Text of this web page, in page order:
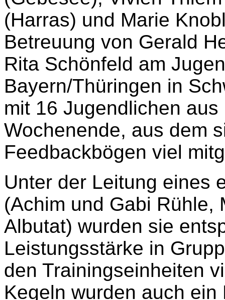
(Harras) und Marie
Betreuung von Gerald
Rita Schönfeld am
Bayern/Thüringen in
mit 16 Jugendlichen
Wochenende, aus dem
Feedbackbögen viel
Unter der Leitung eines
(Achim und Gabi Rühle,
Albutat) wurden sie
Leistungsstärke in
den Trainingseinheiten
Kegeln wurden auch